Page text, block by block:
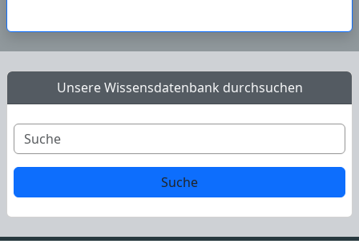
Unsere Wissensdatenbank durchsuchen